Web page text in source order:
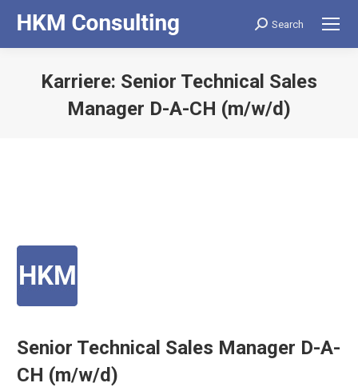
Search:
Search
Karriere: Senior Technical Sales
Manager D-A-CH (m/w/d)
Senior Technical Sales Manager D-A-
CH (m/w/d)